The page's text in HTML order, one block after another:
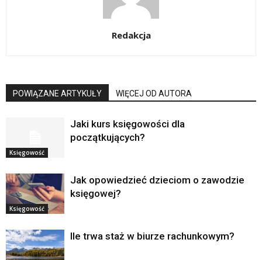
Redakcja
POWIĄZANE ARTYKUŁY WIĘCEJ OD AUTORA
Księgowość
Jaki kurs księgowości dla
początkujących?
Księgowość
Jak opowiedzieć dzieciom o zawodzie
księgowej?
Ile trwa staż w biurze rachunkowym?